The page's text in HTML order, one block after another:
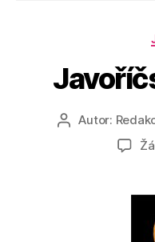
Autor
příspěvku
Autor: